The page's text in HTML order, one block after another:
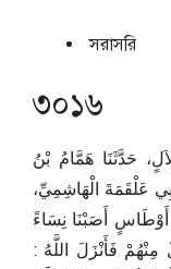
সরাসরি
৩০১৬
حَدَّثَنَا هَمَّامُ بْنُ
عَلْقَمَةَ الْهَاشِمِيِّ،
أَصَبْنَا نِسَاءً
فَأَنْزَلَ اللَّهُ ‏:‏